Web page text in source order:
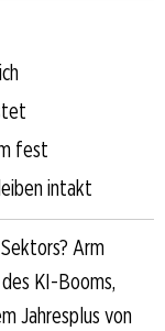
fest
intakt
Arm
KI-Booms,
Jahresplus von